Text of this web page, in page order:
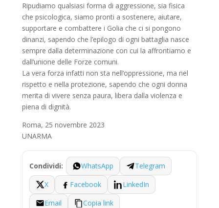
Ripudiamo qualsiasi forma di aggressione, sia fisica
che psicologica, siamo pronti a sostenere, aiutare,
supportare e combattere i Golia che ci si pongono
dinanzi, sapendo che l’epilogo di ogni battaglia nasce
sempre dalla determinazione con cui la affrontiamo e
dall’unione delle Forze comuni.
La vera forza infatti non sta nell’oppressione, ma nel
rispetto e nella protezione, sapendo che ogni donna
merita di vivere senza paura, libera dalla violenza e
piena di dignità.
Roma, 25 novembre 2023
UNARMA
Condividi: WhatsApp
Telegram
X
Facebook
LinkedIn
Email
Copia link